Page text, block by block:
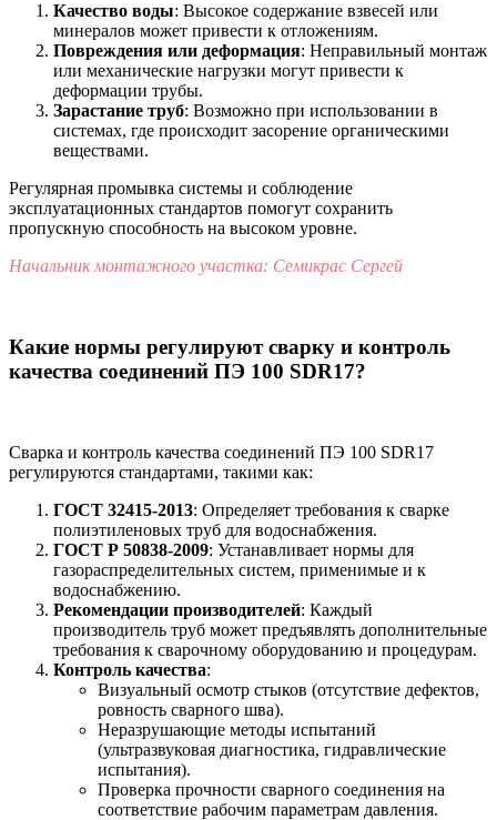
Качество воды: Высокое содержание взвесей или
минералов может привести к отложениям.
Повреждения или деформация: Неправильный монтаж
или механические нагрузки могут привести к
деформации трубы.
Зарастание труб: Возможно при использовании в
системах, где происходит засорение органическими
веществами.
Регулярная промывка системы и соблюдение
эксплуатационных стандартов помогут сохранить
пропускную способность на высоком уровне.
Начальник монтажного участка: Семикрас Сергей
Какие нормы регулируют сварку и контроль
качества соединений ПЭ 100 SDR17?
Сварка и контроль качества соединений ПЭ 100 SDR17
регулируются стандартами, такими как:
ГОСТ 32415-2013: Определяет требования к сварке
полиэтиленовых труб для водоснабжения.
ГОСТ Р 50838-2009: Устанавливает нормы для
газораспределительных систем, применимые и к
водоснабжению.
Рекомендации производителей: Каждый
производитель труб может предъявлять дополнительные
требования к сварочному оборудованию и процедурам.
Контроль качества:
Визуальный осмотр стыков (отсутствие дефектов,
ровность сварного шва).
Неразрушающие методы испытаний
(ультразвуковая диагностика, гидравлические
испытания).
Проверка прочности сварного соединения на
соответствие рабочим параметрам давления.